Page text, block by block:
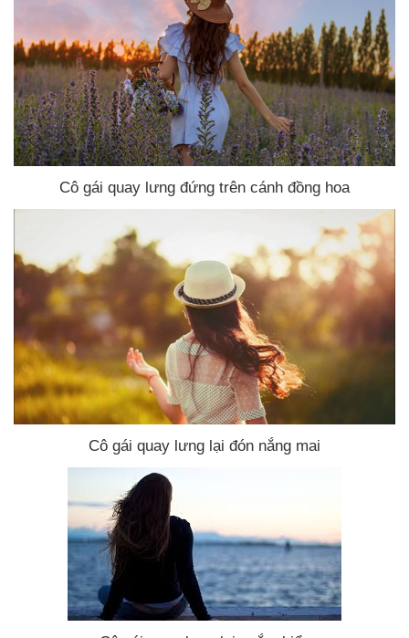
Cô gái quay lưng đứng trên cánh đồng hoa
Cô gái quay lưng lại đón nắng mai